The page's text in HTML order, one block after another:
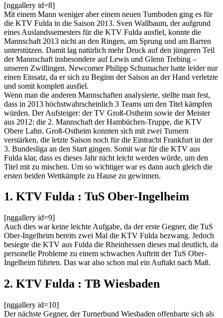
[nggallery id=8]
Mit einem Mann weniger aber einem neuen Turnboden ging es für
die KTV Fulda in die Saison 2013. Sven Wallbaum, der aufgrund
eines Auslandssemesters für die KTV Fulda ausfiel, konnte die
Mannschaft 2013 nicht an den Ringen, am Sprung und am Barren
unterstützen. Damit lag natürlich mehr Druck auf den jüngeren Teil
der Mannschaft insbesondere auf Lewis und Glenn Trebing –
unseren Zwillingen. Newcomer Philipp Schumacher hatte leider nur
einen Einsatz, da er sich zu Beginn der Saison an der Hand verletzte
und somit komplett ausfiel.
Wenn man die anderen Mannschaften analysierte, stellte man fest,
dass in 2013 höchstwahrscheinlich 3 Teams um den Titel kämpfen
würden. Der Aufsteiger: der TV Groß-Ostheim sowie der Meister
aus 2012: die 2. Mannschaft der Hambüchen-Truppe, die KTV
Obere Lahn. Groß-Ostheim konnten sich mit zwei Turnern
verstärken, die letzte Saison noch für die Eintracht Frankfurt in der
3. Bundesliga an den Start gingen. Somit war für die KTV aus
Fulda klar, dass es dieses Jahr nicht leicht werden würde, um den
Titel mit zu mischen. Um so wichtiger war es dann auch gleich die
ersten beiden Wettkämpfe zu Hause zu gewinnen.
1. KTV Fulda : TuS Ober-Ingelheim
[nggallery id=9]
Auch dies war keine leichte Aufgabe, da der erste Gegner, die TuS
Ober-Ingelheim bereits zwei Mal die KTV Fulda bezwang. Jedoch
besiegte die KTV aus Fulda die Rheinhessen dieses mal deutlich, da
personelle Probleme zu einem schwachen Auftritt der TuS Ober-
Ingelheim führten. Das war also schon mal ein Auftakt nach Maß.
2. KTV Fulda : TB Wiesbaden
[nggallery id=10]
Der nächste Gegner, der Turnerbund Wiesbaden offenbarte sich als